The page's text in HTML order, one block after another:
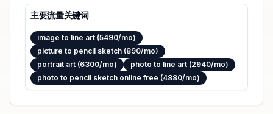
主要流量关键词
image to line art (5490/mo)
picture to pencil sketch (890/mo)
portrait art (6300/mo)
photo to line art (2940/mo)
photo to pencil sketch online free (4880/mo)